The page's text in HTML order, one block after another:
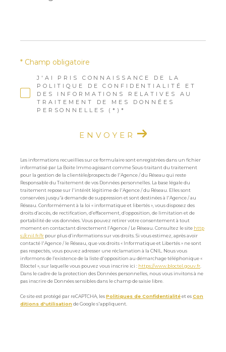
J'AI PRIS CONNAISSANCE DE LA
POLITIQUE DE CONFIDENTIALITÉ ET
DES INFORMATIONS RELATIVES AU
TRAITEMENT DE MES DONNÉES
PERSONNELLES (*)*
* Champ obligatoire
ENVOYER
Les informations recueillies sur ce formulaire sont enregistrées dans un fichier
informatisé par La Boite Immo agissant comme Sous-traitant du traitement
pour la gestion de la clientèle/prospects de l'Agence / du Réseau qui reste
Responsable du Traitement de vos Données personnelles. La base légale du
traitement repose sur l'intérêt légitime de l'Agence / du Réseau. Elles sont
conservées jusqu'à demande de suppression et sont destinées à l'Agence / au
Réseau. Conformément à la loi « informatique et libertés », vous disposez des
droits d’accès, de rectification, d’effacement, d’opposition, de limitation et de
portabilité de vos données. Vous pouvez retirer votre consentement à tout
moment en contactant directement l’Agence / Le Réseau. Consultez le site http
s://cnil.fr/fr pour plus d’informations sur vos droits. Si vous estimez, après avoir
contacté l'Agence / le Réseau, que vos droits « Informatique et Libertés » ne sont
pas respectés, vous pouvez adresser une réclamation à la CNIL. Nous vous
informons de l’existence de la liste d'opposition au démarchage téléphonique «
Bloctel », sur laquelle vous pouvez vous inscrire ici : https://www.bloctel.gouv.fr
Dans le cadre de la protection des Données personnelles, nous vous invitons à ne
pas inscrire de Données sensibles dans le champ de saisie libre.
Ce site est protégé par reCAPTCHA, lesPolitiques de Confidentialitéet esCon
ditions d'utilisation de Google s'appliquent.